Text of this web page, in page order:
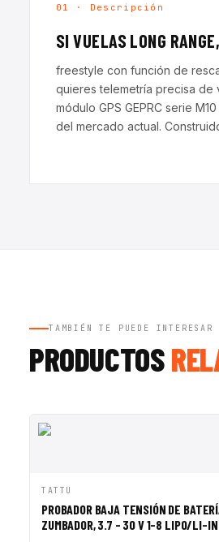
01 · Descripción
SI VUELAS LONG RANGE,
freestyle con función de
quieres telemetría precisa de
módulo GPS GEPRC serie
del mercado actual.
TAMBIÉN TE PUEDE INTERESAR
PRODUCTOS
VISTA RÁPIDA
TATTU
PROBADOR BAJA TENSIÓN DE
ZUMBADOR, 3.7 - 30 V 1-8 LIPO/LI-IN
SALE ◇